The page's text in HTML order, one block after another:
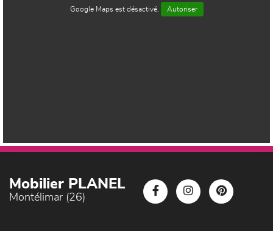
Google Maps est désactivé. Autoriser
Mobilier PLANEL
Montélimar (26)